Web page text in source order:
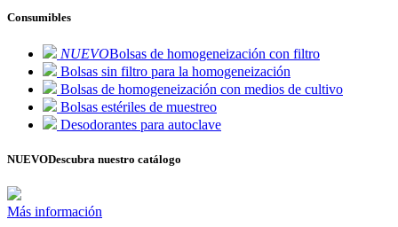
Consumibles
NUEVOBolsas de homogeneización con filtro
Bolsas sin filtro para la homogeneización
Bolsas de homogeneización con medios de cultivo
Bolsas estériles de muestreo
Desodorantes para autoclave
NUEVODescubra nuestro catálogo
Más información